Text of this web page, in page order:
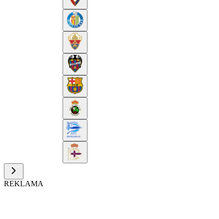
REKLAMA